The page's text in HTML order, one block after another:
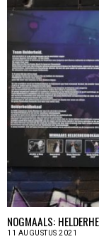
NOGMAALS:
11 AUGUSTUS 2021